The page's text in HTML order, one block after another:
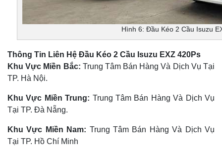
Hình 6: Đầu Kéo 2 Cầu Isuzu
Thông Tin Liên Hệ Đầu Kéo 2 Cầu Isuzu EXZ 420Ps
Khu Vực Miền Bắc: Trung Tâm Bán Hàng Và Dịch Vụ Tại
TP. Hà Nội.
Khu Vực Miền Trung: Trung Tâm Bán Hàng Và Dịch Vụ
Tại TP. Đà Nẵng.
Khu Vực Miền Nam: Trung Tâm Bán Hàng Và Dịch Vụ
Tại TP. Hồ Chí Minh